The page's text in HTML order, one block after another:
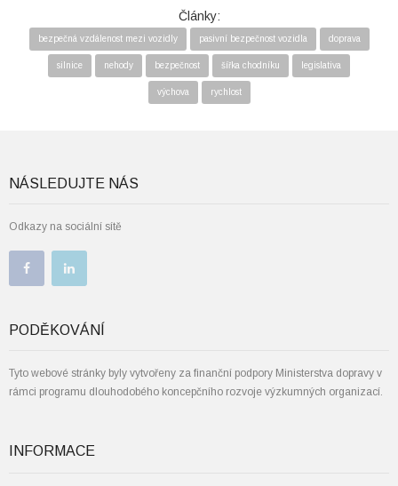
Články:
bezpečná vzdálenost mezi vozidly pasivní bezpečnost vozidla doprava
silnice nehody bezpečnost šířka chodníku legislativa
výchova rychlost
NÁSLEDUJTE NÁS
Odkazy na sociální sítě
PODĚKOVÁNÍ
Tyto webové stránky byly vytvořeny za finanční podpory Ministerstva dopravy v
rámci programu dlouhodobého koncepčního rozvoje výzkumných organizací.
INFORMACE